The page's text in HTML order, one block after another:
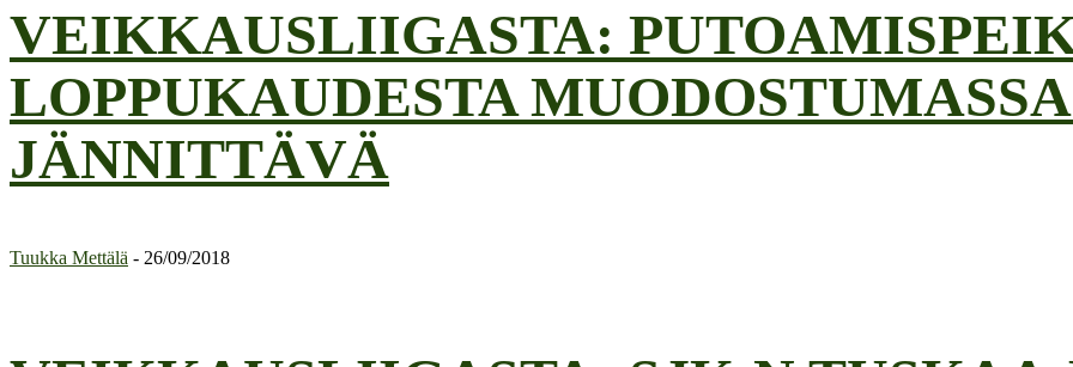
VEIKKAUSLIIGASTA:
LOPPUKAUDESTA
JÄNNITTÄVÄ
Tuukka Mettälä - 26/09/2018